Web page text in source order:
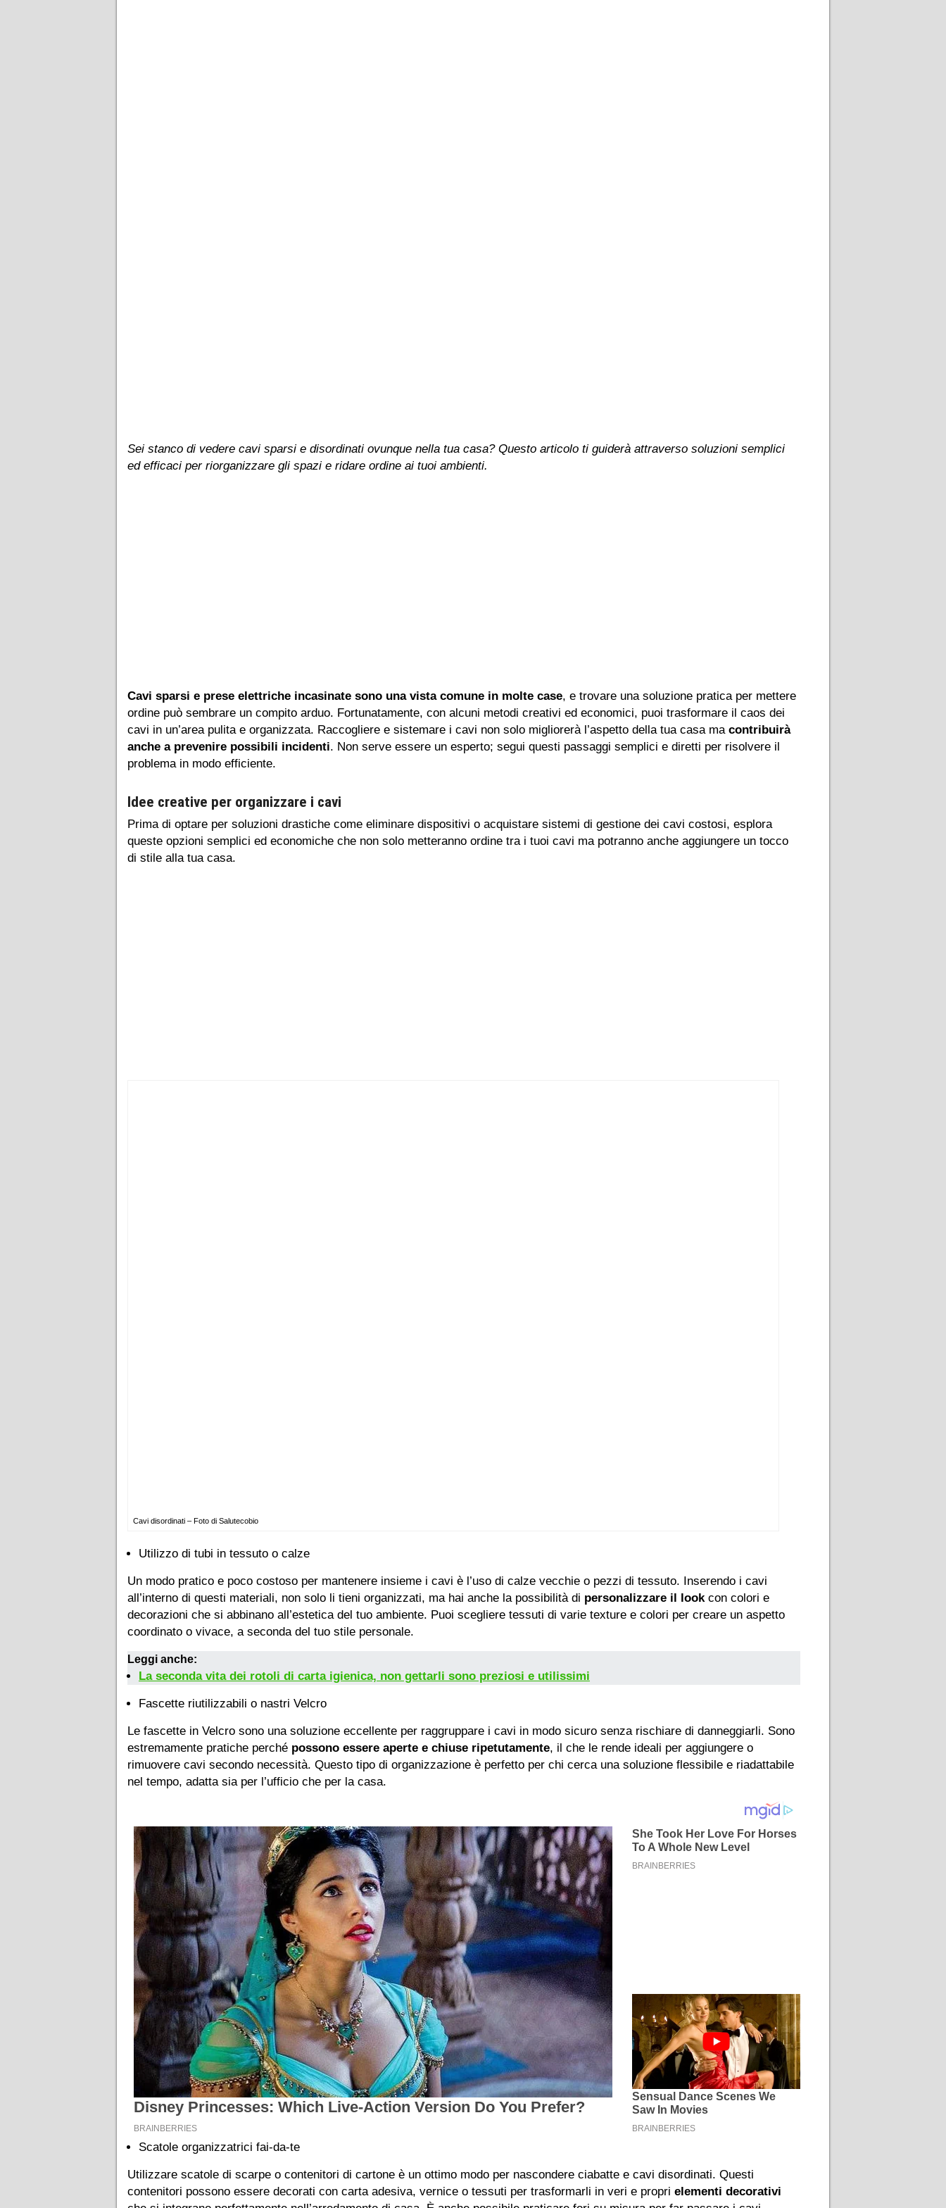
Sei stanco di vedere cavi sparsi e disordinati ovunque nella tua casa? Questo articolo ti guiderà attraverso soluzioni semplici
ed efficaci per riorganizzare gli spazi e ridare ordine ai tuoi ambienti.
Cavi sparsi e prese elettriche incasinate sono una vista comune in molte case, e trovare una soluzione pratica per mettere
ordine può sembrare un compito arduo. Fortunatamente, con alcuni metodi creativi ed economici, puoi trasformare il caos dei
cavi in un’area pulita e organizzata. Raccogliere e sistemare i cavi non solo migliorerà l’aspetto della tua casa ma contribuirà
anche a prevenire possibili incidenti. Non serve essere un esperto; segui questi passaggi semplici e diretti per risolvere il
problema in modo efficiente.
Idee creative per organizzare i cavi
Prima di optare per soluzioni drastiche come eliminare dispositivi o acquistare sistemi di gestione dei cavi costosi, esplora
queste opzioni semplici ed economiche che non solo metteranno ordine tra i tuoi cavi ma potranno anche aggiungere un tocco
di stile alla tua casa.
Cavi disordinati – Foto di Salutecobio
Utilizzo di tubi in tessuto o calze
Un modo pratico e poco costoso per mantenere insieme i cavi è l’uso di calze vecchie o pezzi di tessuto. Inserendo i cavi
all’interno di questi materiali, non solo li tieni organizzati, ma hai anche la possibilità di personalizzare il lookcon colori e
decorazioni che si abbinano all’estetica del tuo ambiente. Puoi scegliere tessuti di varie texture e colori per creare un aspetto
coordinato o vivace, a seconda del tuo stile personale.
Leggi anche:
La seconda vita dei rotoli di carta igienica, non gettarli sono preziosi e utilissimi
Fascette riutilizzabili o nastri Velcro
Le fascette in Velcro sono una soluzione eccellente per raggruppare i cavi in modo sicuro senza rischiare di danneggiarli. Sono
estremamente pratiche perché possono essere aperte e chiuse ripetutamente, il che le rende ideali per aggiungere o
rimuovere cavi secondo necessità. Questo tipo di organizzazione è perfetto per chi cerca una soluzione flessibile e riadattabile
nel tempo, adatta sia per l’ufficio che per la casa.
Scatole organizzatrici fai-da-te
Utilizzare scatole di scarpe o contenitori di cartone è un ottimo modo per nascondere ciabatte e cavi disordinati. Questi
contenitori possono essere decorati con carta adesiva, vernice o tessuti per trasformarli in veri e propri elementi decorativi